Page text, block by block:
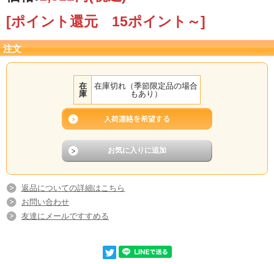
[ポイント還元 15ポイント～]
注文
在
庫
在庫切れ（季節限定品の場合
もあり）
返品についての詳細はこちら
お問い合わせ
友達にメールですすめる